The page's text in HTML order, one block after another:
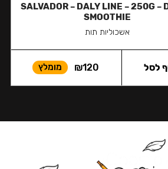
SALVADOR – DALY LINE – 250G –
SMOOTHIE
אשכוליות תות
₪120 מומלץ לסל